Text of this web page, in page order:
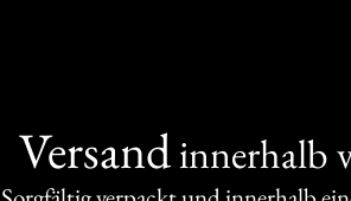
Versandinnerhalb